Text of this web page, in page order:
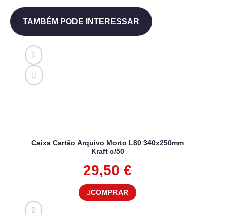
TAMBÉM PODE INTERESSAR
Caixa Cartão Arquivo Morto L80 340x250mm
Kraft c/50
29,50 €
COMPRAR